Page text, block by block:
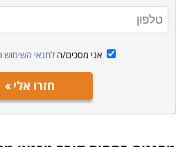
אני מסכים/ה לתנאי השימוש
חזרו אלי